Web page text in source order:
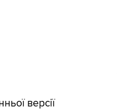
версії